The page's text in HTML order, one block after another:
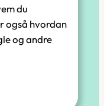
du
også hvordan
og andre